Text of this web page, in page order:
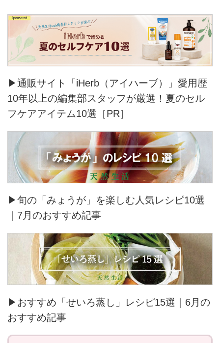
▶通販サイト「iHerb（アイハーブ）」愛用歴
10年以上の編集部スタッフが厳選！夏のセル
フケアアイテム10選［PR］
▶旬の「みょうが」を楽しむ人気レシピ10選
｜7月のおすすめ記事
▶おすすめ「せいろ蒸し」レシピ15選｜6月の
おすすめ記事